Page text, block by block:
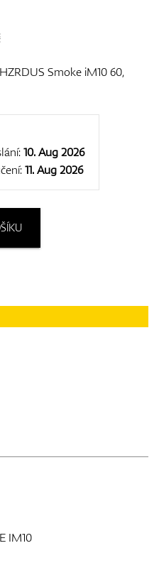
Smoke iM10 60,
10. Aug 2026
11. Aug 2026
IM10